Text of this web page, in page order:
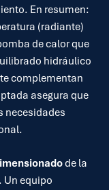
En resumen:
(radiante)
de calor que
hidráulico
complementan
asegura que
necesidades
de la
Un equipo